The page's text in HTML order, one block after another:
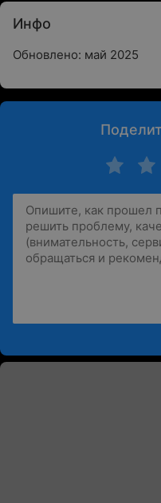
Инфо
Обновлено: май 2025